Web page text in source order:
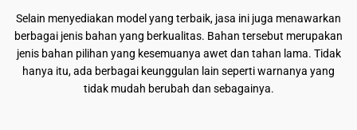
Selain menyediakan model yang terbaik, jasa ini juga menawarkan
berbagai jenis bahan yang berkualitas. Bahan tersebut merupakan
jenis bahan pilihan yang kesemuanya awet dan tahan lama. Tidak
hanya itu, ada berbagai keunggulan lain seperti warnanya yang
tidak mudah berubah dan sebagainya.